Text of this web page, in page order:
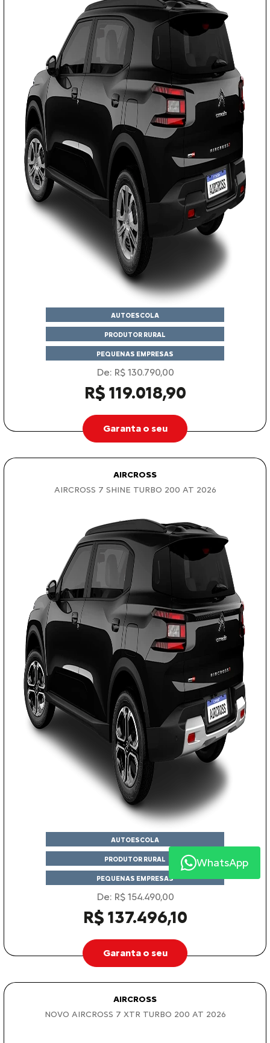
AUTOESCOLA
PRODUTOR RURAL
PEQUENAS EMPRESAS
De: R$ 130.790,00
R$ 119.018,90
Garanta o seu
AIRCROSS
AIRCROSS 7 SHINE TURBO 200 AT 2026
AUTOESCOLA
PRODUTOR RURAL
PEQUENAS EMPRESAS
De: R$ 154.490,00
R$ 137.496,10
Garanta o seu
AIRCROSS
NOVO AIRCROSS 7 XTR TURBO 200 AT 2026
WhatsApp